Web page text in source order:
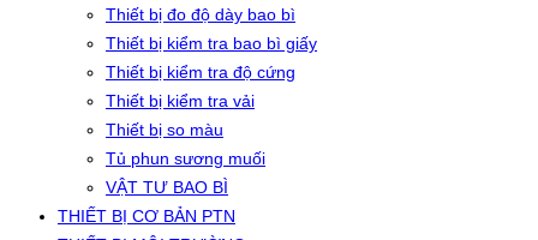
Thiết bị đo độ dày bao bì
Thiết bị kiểm tra bao bì giấy
Thiết bị kiểm tra độ cứng
Thiết bị kiểm tra vải
Thiết bị so màu
Tủ phun sương muối
VẬT TƯ BAO BÌ
THIẾT BỊ CƠ BẢN PTN